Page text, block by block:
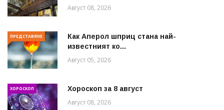
Август 08, 2026
ПРЕДСТАВЯНЕ
Как Аперол шприц стана най-
известният ко...
Август 05, 2026
ХОРОСКОП Хороскоп за 8 август
Август 08, 2026